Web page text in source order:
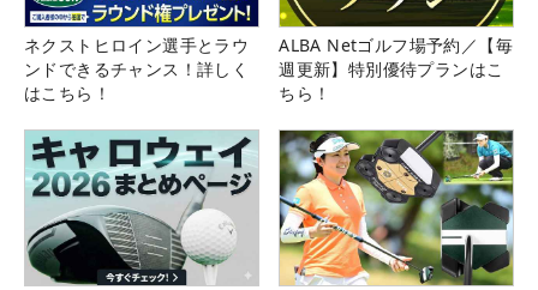
ネクストヒロイン選手とラウ
ンドできるチャンス！詳しく
はこちら！
ALBA Netゴルフ場予約／【毎
週更新】特別優待プランはこ
ちら！